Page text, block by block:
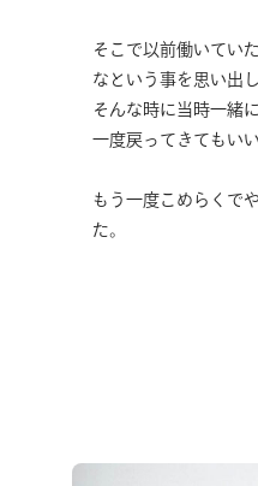
そこで以前働いてい
なという事を思い出
そんな時に当時一緒
一度戻ってきてもい
もう一度こめらくで
た。